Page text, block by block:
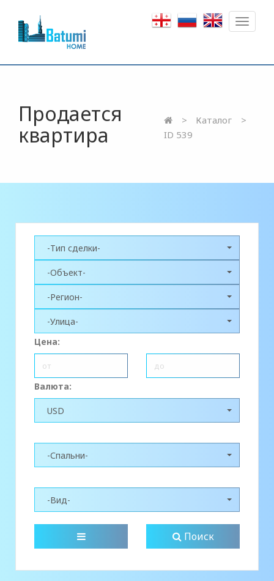
Toggle
Продается
квартира
Каталог
ID 539
-Тип сделки-
-Объект-
-Регион-
-Улица-
Цена:
Валюта:
USD
-Спальни-
-Вид-
Поиск